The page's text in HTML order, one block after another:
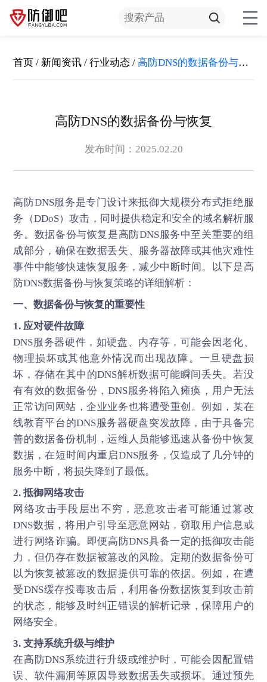
首页 / 新闻资讯 /行业动态 /高防DNS的数据备份与恢复
高防DNS的数据备份与恢复
发布时间：2025.02.20
高防DNS服务是专门设计来抵御大规模分布式拒绝服
务（DDoS）攻击，同时提供稳定和安全的域名解析服
务。数据备份与恢复是高防DNS服务中至关重要的组
成部分，确保在数据丢失、服务器故障或其他灾难性
事件中能够快速恢复服务，减少中断时间。以下是高
防DNS数据备份与恢复策略的详细解析：
一、数据备份与恢复的重要性
1. 应对硬件故障
DNS服务器硬件，如硬盘、内存等，可能会因老化、
物理损坏或其他意外情况而出现故障。一旦硬盘损
坏，存储在其中的DNS解析数据可能瞬间丢失。若没
有有效的数据备份，DNS服务将陷入瘫痪，用户无法
正常访问网站，企业业务也将遭受重创。例如，某在
线教育平台的DNS服务器硬盘突发故障，由于具备完
善的数据备份机制，运维人员能够迅速从备份中恢复
数据，在短时间内重启DNS服务，仅造成了几分钟的
服务中断，将损失降到了最低。
2. 抵御网络攻击
网络攻击手段层出不穷，恶意攻击者可能通过篡改
DNS数据，将用户引导至恶意网站，窃取用户信息或
进行网络诈骗。即便高防DNS具备一定的抵御攻击能
力，但仍存在数据被篡改的风险。定期的数据备份可
以为恢复被篡改的数据提供可靠的依据。例如，在遭
受DNS缓存投毒攻击后，利用备份数据恢复到攻击前
的状态，能够及时纠正错误的解析记录，保障用户的
网络安全。
3. 支持系统升级与维护
在高防DNS系统进行升级或维护时，可能会因配置错
误、软件漏洞等原因导致数据丢失或损坏。通过预先